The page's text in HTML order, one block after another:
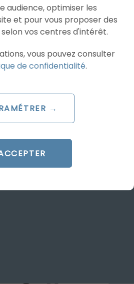
les enchères
de 30 secondes
LIRE L'ARTICLE
audience, optimiser les
et pour vous proposer des
vos centres d'intérêt.
vous pouvez consulter
de confidentialité.
→